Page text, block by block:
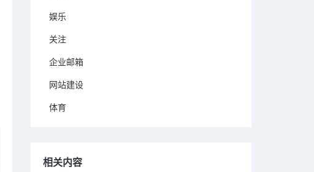
娱乐
关注
企业邮箱
网站建设
体育
相关内容